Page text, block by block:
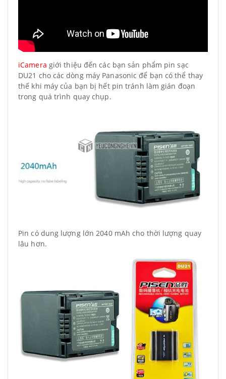
iCamera giới thiệu đến các bạn sản phẩm pin sạc
DU21 cho các dòng máy Panasonic để bạn có thể thay
thế khi máy của bạn bị hết pin tránh làm gián đoạn
trong quá trình quay chụp.
Pin có dung lượng lớn 2040 mAh cho thời lượng quay
lâu hơn.